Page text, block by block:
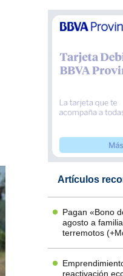
Artículos
Pagan «Bono
agosto a
terremotos
reactivación